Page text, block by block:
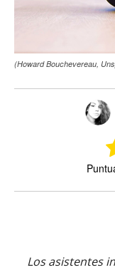
(Howard Bouchevereau,
Los asistentes